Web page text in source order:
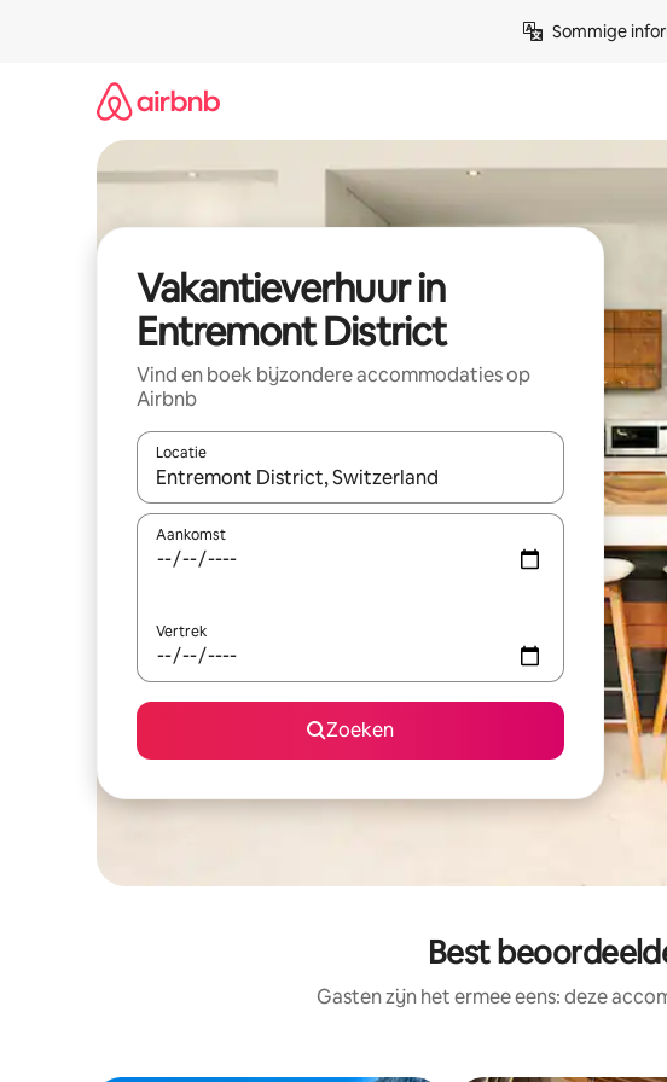
Sommige
Vakantieverhuur in
Entremont District
Vind en boek bijzondere accommodaties op
Airbnb
Locatie
Wanneer er suggesties beschikbaar zijn, maak je een keuze
Aankomst
Vertrek
Zoeken
Best
Gasten zijn het ermee eens: deze